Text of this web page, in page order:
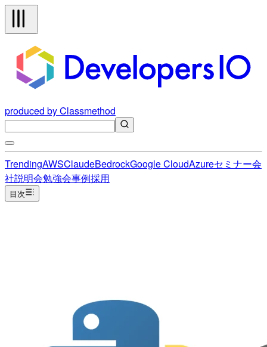
produced by Classmethod
TrendingAWSClaudeBedrockGoogle CloudAzureセミナー会
社説明会勉強会事例採用
目次